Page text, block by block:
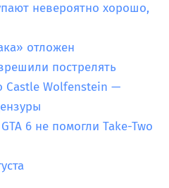
невероятно хорошо,
отложен
пострелять
Castle Wolfenstein —
6 не помогли Take-Two